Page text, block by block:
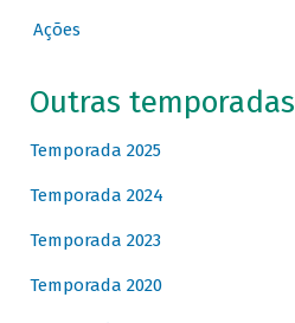
Ações
Outras temporadas
Temporada 2025
Temporada 2024
Temporada 2023
Temporada 2020